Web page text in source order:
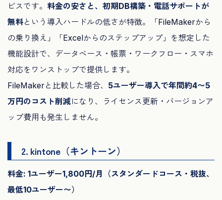
ビスです。 料金の安さと、初期DB構築・電話サポートが
無料という導入ハードルの低さが特徴。「FileMakerから
の乗り換え」「Excelからのステップアップ」を想定した
機能設計で、データベース・帳票・ワークフロー・スマホ
対応をワンストップで提供します。
FileMakerと比較した場合、 5ユーザー導入で年間約4〜5
万円のコスト削減になり、ライセンス更新・バージョンア
ップ費用も発生しません。
2. kintone（キントーン）
料金: 1ユーザー1,800円/月（スタンダードコース・税抜、
最低10ユーザー〜）